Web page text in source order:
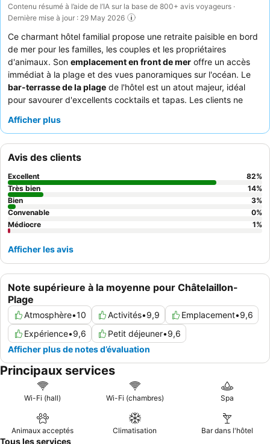
Contenu résumé à l’aide de l’IA sur la base de 800+ avis voyageurs ·
Dernière mise à jour : 29 May 2026
Ce charmant hôtel familial propose une retraite paisible en bord
de mer pour les familles, les couples et les propriétaires
d'animaux. Son emplacement en front de mer offre un accès
immédiat à la plage et des vues panoramiques sur l'océan. Le
bar-terrasse de la plage de l'hôtel est un atout majeur, idéal
pour savourer d'excellents cocktails et tapas. Les clients ne
attentionnéet sur le petit-déjeuner copieux, varié et délicieux,
expérience plus calme, pensez à demander une chambre
donnant sur le jardin.
Afficher plus
Note supérieure à la moyenne pour Châtelaillon-
Plage
Atmosphère•10 Activités•9,9 Emplacement•9,6
Expérience•9,6 Petit déjeuner•9,6
Afficher plus de notes d’évaluation
Avis des clients
Excellent 82%
Très bien
14%
Bien
3%
Convenable
0%
Médiocre
1%
Afficher les avis
Principaux services
Wi-Fi (hall) Wi-Fi (chambres) Spa
Animaux acceptés Climatisation Bar dans l'hôtel
Tous les services